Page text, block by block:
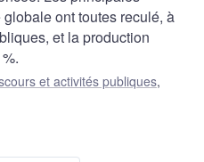
ont toutes reculé, à
et la production
et activités publiques,